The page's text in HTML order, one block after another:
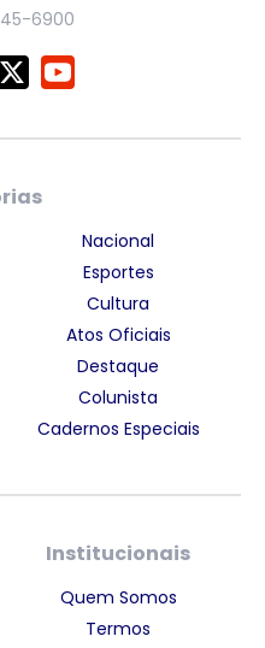
6900
Nacional
Esportes
Cultura
Atos Oficiais
Destaque
Colunista
Cadernos Especiais
Institucionais
Quem Somos
Termos